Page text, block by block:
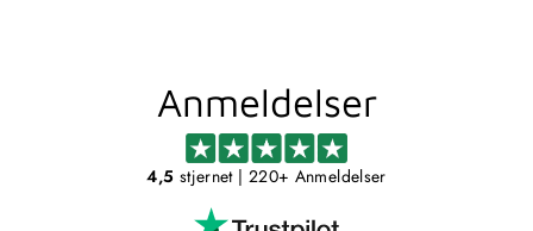
Anmeldelser
4,5 stjernet | 220+ Anmeldelser